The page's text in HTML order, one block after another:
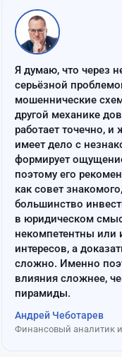
Я думаю, что через
серьёзной
мошеннические
другой механике
работает точечно,
имеет дело с
формирует
поэтому его
как совет
большинство
в юридическом
некомпетентны
интересов, а
сложно. Именно
влияния сложнее,
пирамиды.
Андрей Чеботарев
Финансовый аналитик